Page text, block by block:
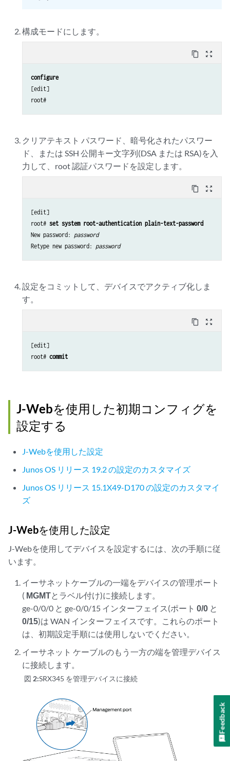
構成モードにします。
content_copy zoom_out_map
configure
[edit]
クリアテキスト パスワード、暗号化されたパスワー
ド、または SSH 公開キー文字列(DSA または RSA)を入
力して、root 認証パスワードを設定します。
content_copy zoom_out_map
[edit]
root# set system root-authentication plain-text-password
New password: password
Retype new password: password
設定をコミットして、デバイスでアクティブ化しま
す。
content_copy zoom_out_map
[edit]
root# commit
J-Webを使用した初期コンフィグを
設定する
J-Webを使用した設定
Junos OS リリース 19.2 の設定のカスタマイズ
Junos OS リリース 15.1X49-D170 の設定のカスタマイ
ズ
J-Webを使用した設定
J-Webを使用してデバイスを設定するには、次の手順に従
います。
イーサネットケーブルの一端をデバイスの管理ポート
( MGMTとラベル付け)に接続します。
ge-0/0/0 と ge-0/0/15 インターフェイス(ポート0/0 と
0/15)は WAN インターフェイスです。これらのポート
は、初期設定手順には使用しないでください。
イーサネット ケーブルのもう一方の端を管理デバイス
に接続します。
図 2:SRX345 を管理デバイスに接続
Feedback